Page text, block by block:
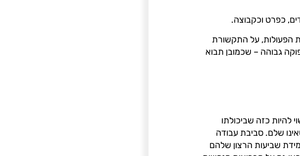
כפרט וכקבוצה.
הפעולות, על התקשורת
גבוהה – שכמובן תבוא
כזה שביכולתו
שלם. סביבת עבודה
מידת שביעות הרצון שלהם